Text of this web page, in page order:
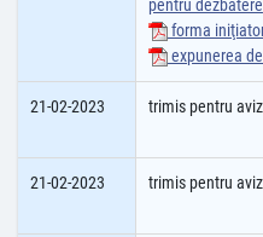
pentru dezbatere
forma
expunerea
21-02-2023 trimis pentru
21-02-2023 trimis pentru